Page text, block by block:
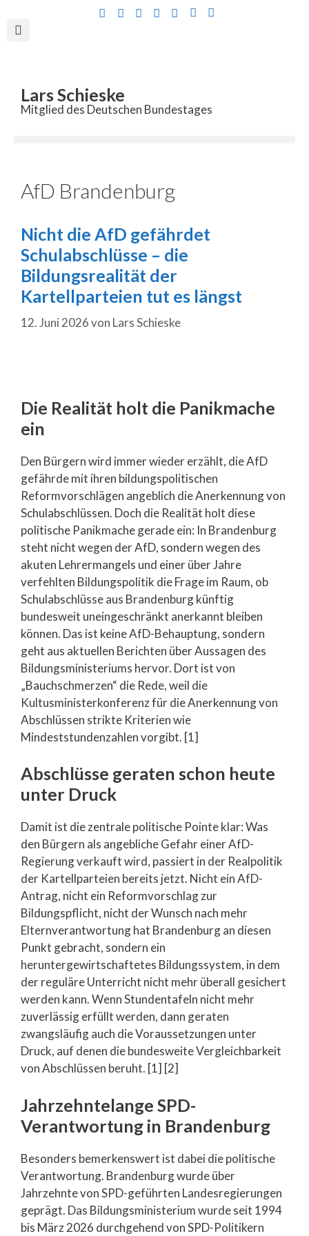
Lars Schieske
Mitglied des Deutschen Bundestages
AfD Brandenburg
Nicht die AfD gefährdet
Schulabschlüsse – die
Bildungsrealität der
Kartellparteien tut es längst
12. Juni 2026von Lars Schieske
Die Realität holt die Panikmache
ein
Den Bürgern wird immer wieder erzählt, die AfD
gefährde mit ihren bildungspolitischen
Reformvorschlägen angeblich die Anerkennung von
Schulabschlüssen. Doch die Realität holt diese
politische Panikmache gerade ein: In Brandenburg
steht nicht wegen der AfD, sondern wegen des
akuten Lehrermangels und einer über Jahre
verfehlten Bildungspolitik die Frage im Raum, ob
Schulabschlüsse aus Brandenburg künftig
bundesweit uneingeschränkt anerkannt bleiben
können. Das ist keine AfD-Behauptung, sondern
geht aus aktuellen Berichten über Aussagen des
Bildungsministeriums hervor. Dort ist von
„Bauchschmerzen“ die Rede, weil die
Kultusministerkonferenz für die Anerkennung von
Abschlüssen strikte Kriterien wie
Mindeststundenzahlen vorgibt. [1]
Abschlüsse geraten schon heute
unter Druck
Damit ist die zentrale politische Pointe klar: Was
den Bürgern als angebliche Gefahr einer AfD-
Regierung verkauft wird, passiert in der Realpolitik
der Kartellparteien bereits jetzt. Nicht ein AfD-
Antrag, nicht ein Reformvorschlag zur
Bildungspflicht, nicht der Wunsch nach mehr
Elternverantwortung hat Brandenburg an diesen
Punkt gebracht, sondern ein
heruntergewirtschaftetes Bildungssystem, in dem
der reguläre Unterricht nicht mehr überall gesichert
werden kann. Wenn Stundentafeln nicht mehr
zuverlässig erfüllt werden, dann geraten
zwangsläufig auch die Voraussetzungen unter
Druck, auf denen die bundesweite Vergleichbarkeit
von Abschlüssen beruht. [1] [2]
Jahrzehntelange SPD-
Verantwortung in Brandenburg
Besonders bemerkenswert ist dabei die politische
Verantwortung. Brandenburg wurde über
Jahrzehnte von SPD-geführten Landesregierungen
geprägt. Das Bildungsministerium wurde seit 1994
bis März 2026 durchgehend von SPD-Politikern